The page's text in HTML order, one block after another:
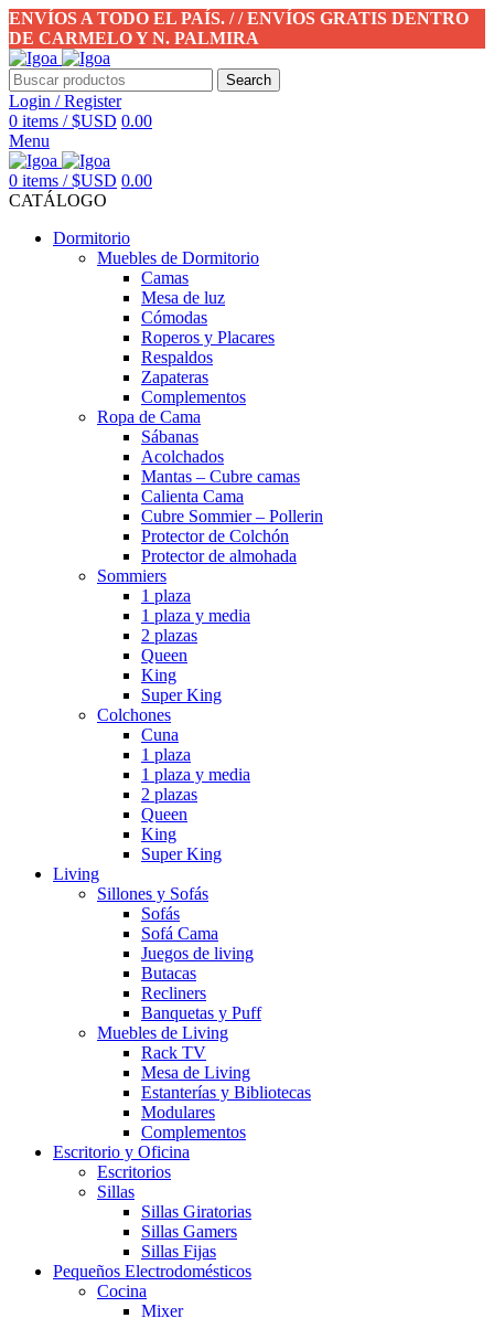
ENVÍOS A TODO EL PAÍS. / / ENVÍOS GRATIS DENTRO
DE CARMELO Y N. PALMIRA
Search
Login / Register
0 items / $USD 0.00
Menu
0 items / $USD 0.00
CATÁLOGO
Dormitorio
Muebles de Dormitorio
Camas
Mesa de luz
Cómodas
Roperos y Placares
Respaldos
Zapateras
Complementos
Ropa de Cama
Sábanas
Acolchados
Mantas – Cubre camas
Calienta Cama
Cubre Sommier – Pollerin
Protector de Colchón
Protector de almohada
Sommiers
1 plaza
1 plaza y media
2 plazas
Queen
King
Super King
Colchones
Cuna
1 plaza
1 plaza y media
2 plazas
Queen
King
Super King
Living
Sillones y Sofás
Sofás
Sofá Cama
Juegos de living
Butacas
Recliners
Banquetas y Puff
Muebles de Living
Rack TV
Mesa de Living
Estanterías y Bibliotecas
Modulares
Complementos
Escritorio y Oficina
Escritorios
Sillas
Sillas Giratorias
Sillas Gamers
Sillas Fijas
Pequeños Electrodomésticos
Cocina
Mixer